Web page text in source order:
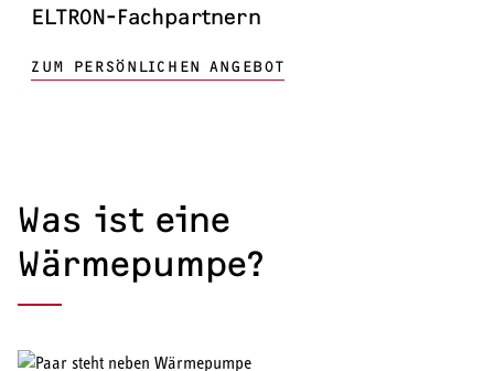
ELTRON-Fachpartnern
ZUM PERSÖNLICHEN ANGEBOT
Was ist eine
Wärmepumpe?